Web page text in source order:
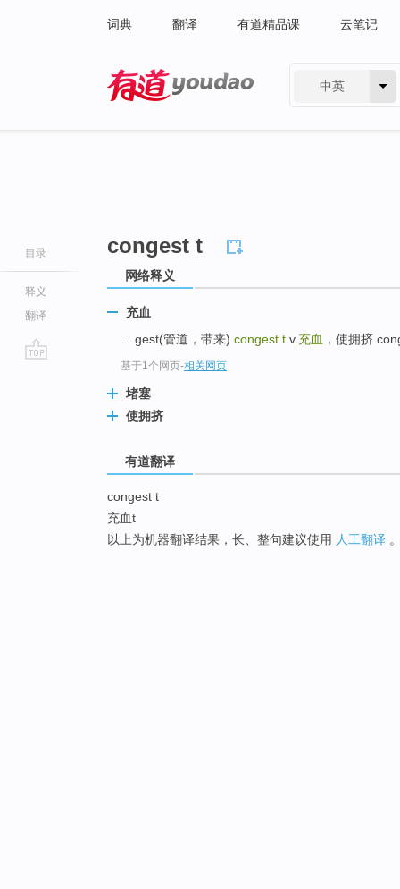
词典 翻译 有道精品课 云笔记
中英
目录
释义
翻译
congest t
网络释义
充血
... gest(管道，带来) congest t v. 充血 ，使拥挤
基于1个网页-相关网页
堵塞
使拥挤
有道翻译
congest t
充血t
以上为机器翻译结果，长、整句建议使用 人工翻译